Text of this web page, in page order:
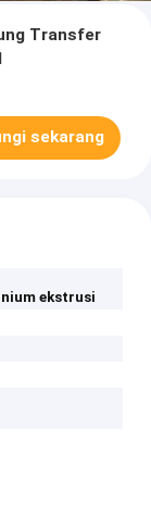
Transfer
sekarang
ekstrusi